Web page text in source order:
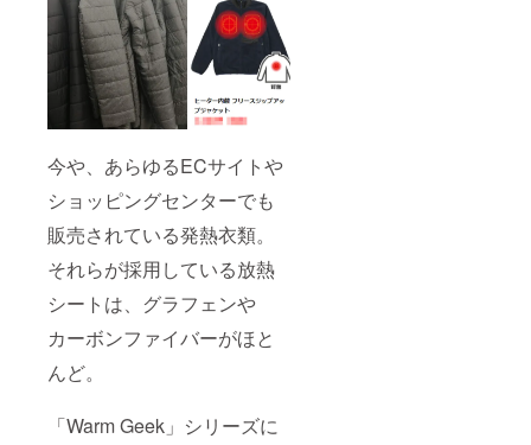
今や、あらゆるECサイトや
ショッピングセンターでも
販売されている発熱衣類。
それらが採用している放熱
シートは、グラフェンや
カーボンファイバーがほと
んど。
「Warm Geek」シリーズに